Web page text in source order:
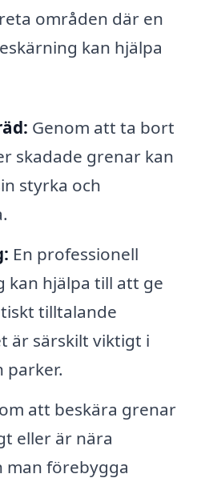
områden där en
kan hjälpa
Genom att ta bort
skadade grenar kan
styrka och
En professionell
kan hjälpa till att ge
tilltalande
är särskilt viktigt i
parker.
att beskära grenar
eller är nära
man förebygga